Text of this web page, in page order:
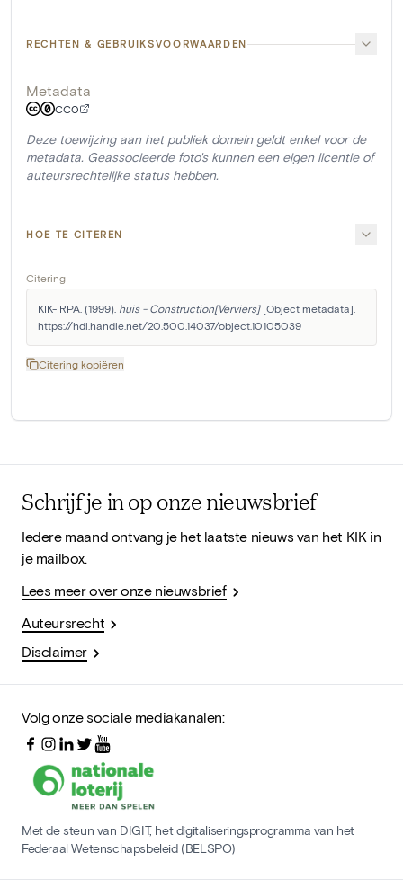
RECHTEN & GEBRUIKSVOORWAARDEN
Metadata
CC0
Deze toewijzing aan het publiek domein geldt enkel voor de
metadata. Geassocieerde foto's kunnen een eigen licentie of
auteursrechtelijke status hebben.
HOE TE CITEREN
Citering
KIK-IRPA. (1999). huis - Construction[Verviers] [Object metadata].
https://hdl.handle.net/20.500.14037/object.10105039
Citering kopiëren
Schrijf je in op onze nieuwsbrief
Iedere maand ontvang je het laatste nieuws van het KIK in
je mailbox.
Lees meer over onze nieuwsbrief
Auteursrecht
Disclaimer
Volg onze sociale mediakanalen:
Met de steun van DIGIT, het digitaliseringsprogramma van het
Federaal Wetenschapsbeleid (BELSPO)